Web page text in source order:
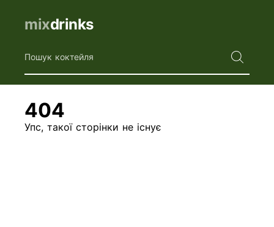
mixdrinks
Пошук коктейля
404
Упс, такої сторінки не існує